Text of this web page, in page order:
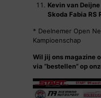
Kevin van
Skoda Fabia RS
* Deelnemer Open
Kampioenschap
Wil jij ons magazine
via “bestellen” op